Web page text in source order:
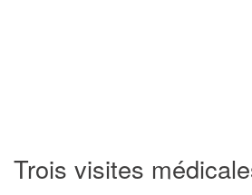
Trois visites